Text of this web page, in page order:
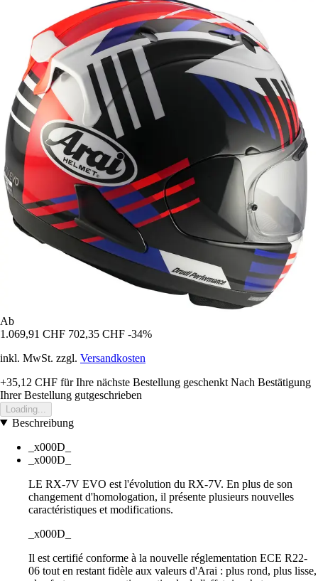
Ab
1.069,91 CHF 702,35 CHF -34%
inkl. MwSt. zzgl. Versandkosten
+35,12 CHF für Ihre nächste Bestellung geschenkt Nach Bestätigung
Ihrer Bestellung gutgeschrieben
Loading...
Beschreibung
_x000D_
_x000D_
LE RX-7V EVO est l'évolution du RX-7V. En plus de son
changement d'homologation, il présente plusieurs nouvelles
caractéristiques et modifications.
_x000D_
Il est certifié conforme à la nouvelle réglementation ECE R22-
06 tout en restant fidèle aux valeurs d'Arai : plus rond, plus lisse,